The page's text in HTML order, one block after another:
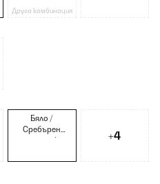
Друга комбинация
Бяло /
Сребърен
металик
+4